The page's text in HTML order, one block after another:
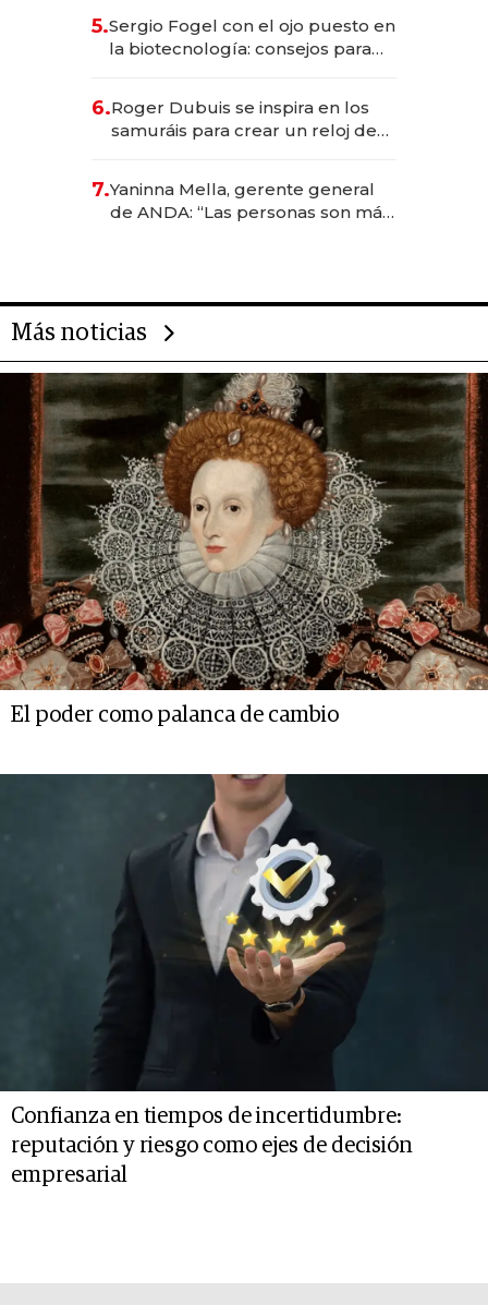
5.Sergio Fogel con el ojo puesto en
la biotecnología: consejos para
6.Roger Dubuis se inspira en los
samuráis para crear un reloj de
7.Yaninna Mella, gerente general
de ANDA: “Las personas son más
Más noticias
El poder como palanca de cambio
Confianza en tiempos de incertidumbre:
reputación y riesgo como ejes de decisión
empresarial